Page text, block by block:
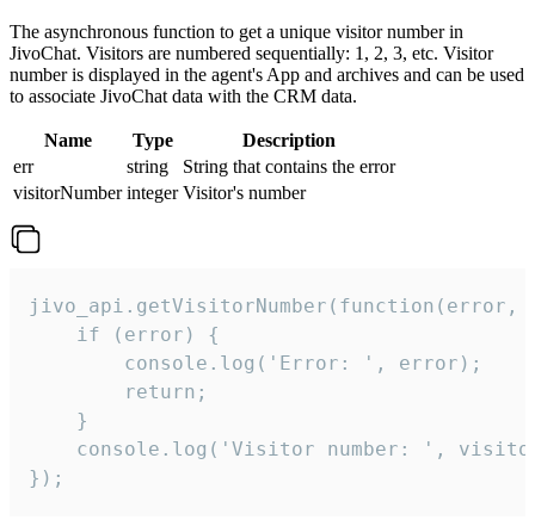
The asynchronous function to get a unique visitor number in
JivoChat. Visitors are numbered sequentially: 1, 2, 3, etc. Visitor
number is displayed in the agent's App and archives and can be used
to associate JivoChat data with the CRM data.
Name Type
Description
err
string
String that contains the error
visitorNumber integer Visitor's number
jivo_api.getVisitorNumber(function(error,
    if (error) {
        console.log('Error: ', error);
        return;
    }
console.log('Visitor number: ',
});